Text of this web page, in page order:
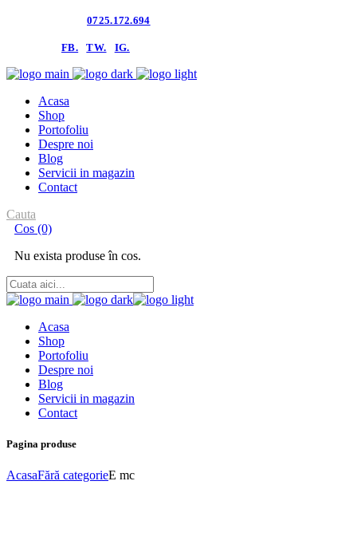
0725.172.694
FB. TW. IG.
Acasa
Shop
Portofoliu
Despre noi
Blog
Servicii in magazin
Contact
Cauta
Cos (0)
Nu exista produse în cos.
Acasa
Shop
Portofoliu
Despre noi
Blog
Servicii in magazin
Contact
Pagina produse
AcasaFără categorieE mc